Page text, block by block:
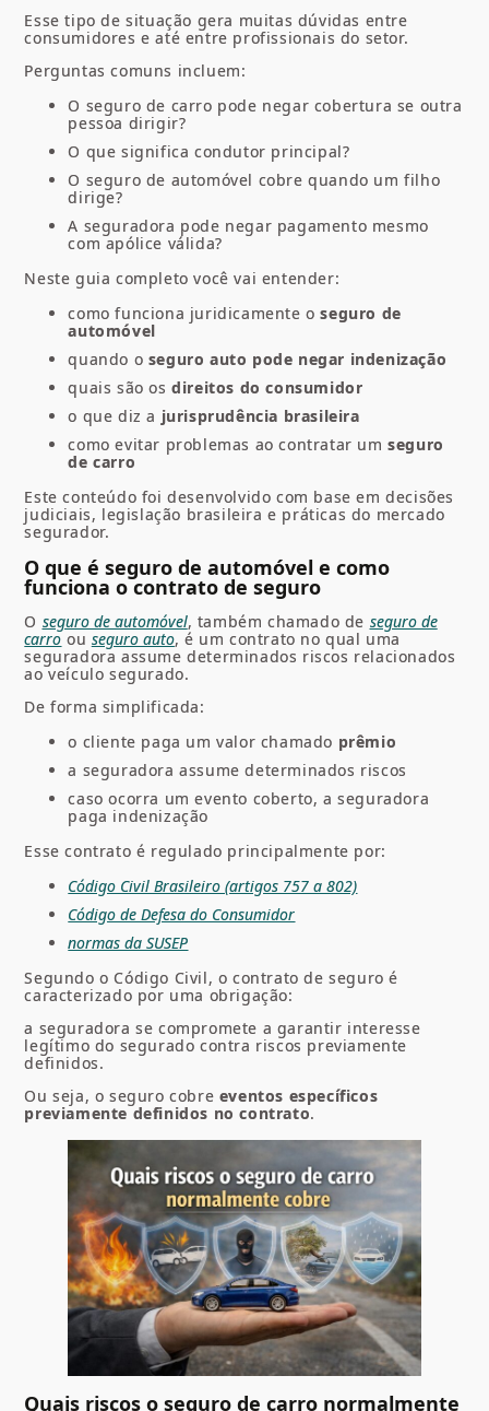
Esse tipo de situação gera muitas dúvidas entre
consumidores e até entre profissionais do setor.
Perguntas comuns incluem:
O seguro de carro pode negar cobertura se outra
pessoa dirigir?
O que significa condutor principal?
O seguro de automóvel cobre quando um filho
dirige?
A seguradora pode negar pagamento mesmo
com apólice válida?
Neste guia completo você vai entender:
como funciona juridicamente oseguro de
automóvel
quando o seguro auto pode negar indenização
quais são osdireitos do consumidor
o que diz a jurisprudência brasileira
como evitar problemas ao contratar umseguro
de carro
Este conteúdo foi desenvolvido com base em decisões
judiciais, legislação brasileira e práticas do mercado
segurador.
O que é seguro de automóvel e como
funciona o contrato de seguro
O seguro de automóvel, também chamado de seguro de
carro ou seguro auto, é um contrato no qual uma
seguradora assume determinados riscos relacionados
ao veículo segurado.
De forma simplificada:
o cliente paga um valor chamado prêmio
a seguradora assume determinados riscos
caso ocorra um evento coberto, a seguradora
paga indenização
Esse contrato é regulado principalmente por:
Código Civil Brasileiro (artigos 757 a 802)
Código de Defesa do Consumidor
normas da SUSEP
Segundo o Código Civil, o contrato de seguro é
caracterizado por uma obrigação:
a seguradora se compromete a garantir interesse
legítimo do segurado contra riscos previamente
definidos.
Ou seja, o seguro cobre eventos específicos
previamente definidos no contrato.
Quais riscos o seguro de carro normalmente